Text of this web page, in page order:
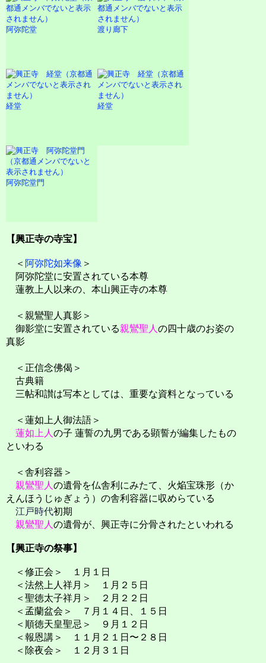
阿弥陀堂 渡り廊下
経堂 経堂
阿弥陀堂門
【興正寺の寺宝】
＜ 阿弥陀如来像 ＞
阿弥陀堂に安置されている本尊
蓮教上人以来の、本山興正寺の本尊
＜親鸞聖人真影＞
御影堂に安置されている親鸞聖人 の四十歳のお姿の
真影
＜正信念佛偈＞
古典籍
三帖和讃は写本としては、重要な資料となっている
＜蓮如上人御法語＞
蓮如上人 の子 蓮誓の九男である顕誓が編集したもの
といわる
＜舎利容器＞
親鸞聖人 の遺骨を仏舎利にみたて、火焔宝珠形（か
えんほうじゅぎょう）の舎利容器に収めらている
江戸時代初期
親鸞聖人 の遺骨が、興正寺に分骨されたといわれる
【興正寺の祭事】
＜修正会＞ １月１日
＜法然上人祥月＞ １月２５日
＜聖徳太子祥月＞ ２月２２日
＜孟蘭盆会＞ ７月１４日、１５日
＜順徳天皇聖忌＞ ９月１２日
＜報恩講＞ １１月２１日〜２８日
＜除夜会＞ １２月３１日